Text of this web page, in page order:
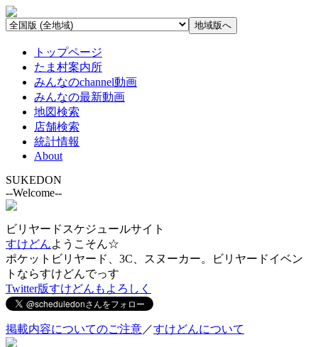
トップページ
たま村案内所
みんなのchannel動画
みんなの最新動画
地図検索
店舗検索
統計情報
About
SUKEDON
--Welcome--
ビリヤードスケジュールサイト
すけどんようこそん☆
ポケットビリヤード、3C、スヌーカー。ビリヤードイベン
トならすけどんでっす
Twitter版すけどんもよろしく
掲載内容についてのご注意／すけどんについて